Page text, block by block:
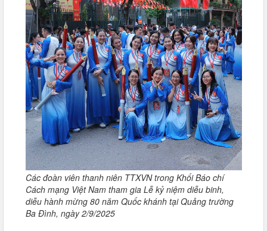
Các đoàn viên thanh niên TTXVN trong Khối Báo chí
Cách mạng Việt Nam tham gia Lễ kỷ niệm diễu binh,
diễu hành mừng 80 năm Quốc khánh tại Quảng trường
Ba Đình, ngày 2/9/2025